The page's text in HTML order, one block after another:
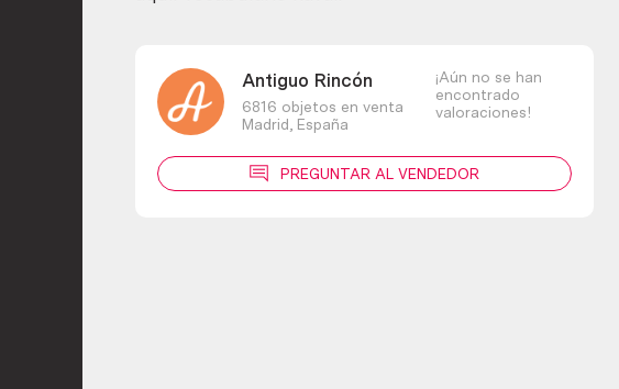
Antiguo Rincón
6816 objetos en venta
Madrid, España
¡Aún no se han
encontrado
valoraciones!
PREGUNTAR AL VENDEDOR